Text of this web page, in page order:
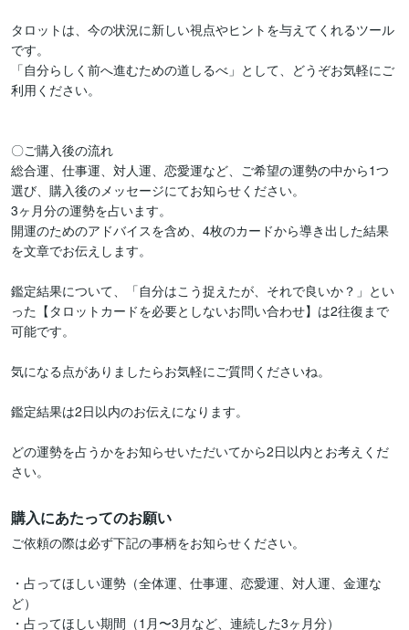
タロットは、今の状況に新しい視点やヒントを与えてくれるツール
です。
「自分らしく前へ進むための道しるべ」として、どうぞお気軽にご
利用ください。
〇ご購入後の流れ
総合運、仕事運、対人運、恋愛運など、ご希望の運勢の中から1つ
選び、購入後のメッセージにてお知らせください。
3ヶ月分の運勢を占います。
開運のためのアドバイスを含め、4枚のカードから導き出した結果
を文章でお伝えします。
鑑定結果について、「自分はこう捉えたが、それで良いか？」とい
った【タロットカードを必要としないお問い合わせ】は2往復まで
可能です。
気になる点がありましたらお気軽にご質問くださいね。
鑑定結果は2日以内のお伝えになります。
どの運勢を占うかをお知らせいただいてから2日以内とお考えくだ
購入にあたってのお願い
ご依頼の際は必ず下記の事柄をお知らせください。
・占ってほしい運勢（全体運、仕事運、恋愛運、対人運、金運な
ど）
・占ってほしい期間（1月〜3月など、連続した3ヶ月分）